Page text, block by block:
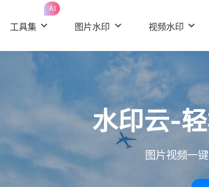
工具集
AI
图片水印 视频水印
水印云-
图片视频一